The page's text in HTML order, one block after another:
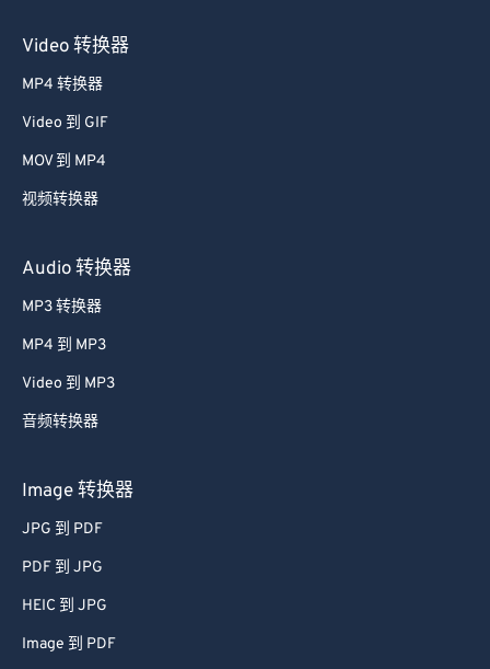
Video 转换器
MP4 转换器
Video 到 GIF
MOV 到 MP4
视频转换器
Audio 转换器
MP3 转换器
MP4 到 MP3
Video 到 MP3
音频转换器
Image 转换器
JPG 到 PDF
PDF 到 JPG
HEIC 到 JPG
Image 到 PDF